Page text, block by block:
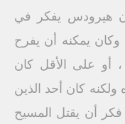
هيرودس يفكر في
يمكنه أن يفرح
، أو على الأقل كان
كان أحد الذين
أن يقتل المسيح